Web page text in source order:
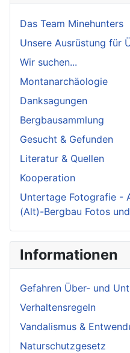
Das Team Minehunters
Unsere Ausrüstung für
Wir suchen...
Montanarchäologie
Danksagungen
Bergbausammlung
Gesucht & Gefunden
Literatur & Quellen
Kooperation
Untertage Fotografie -
(Alt)-Bergbau Fotos
Informationen
Gefahren Über- und
Verhaltensregeln
Vandalismus &
Naturschutzgesetz